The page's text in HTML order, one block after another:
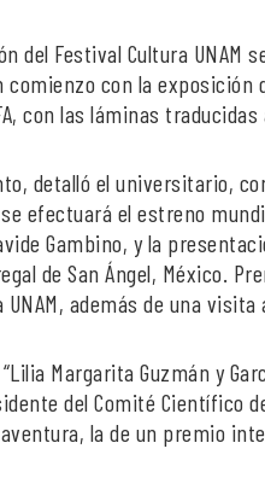
del Festival Cultura
comienzo con la
con las láminas traducidas
detalló el universitario,
efectuará el estreno
Gambino, y la
de San Ángel, México.
UNAM, además de una
Margarita Guzmán y
del Comité Científico
la de un premio